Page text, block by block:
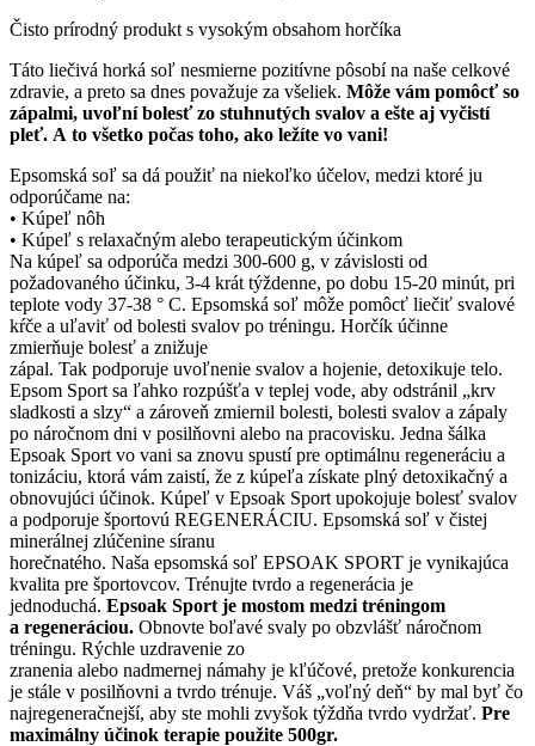
Čisto prírodný produkt s vysokým obsahom horčíka
Táto liečivá horká soľ nesmierne pozitívne pôsobí na naše celkové
zdravie, a preto sa dnes považuje za všeliek. Môže vám pomôcť so
zápalmi, uvoľní bolesť zo stuhnutých svalov a ešte aj vyčistí
pleť. A to všetko počas toho, ako ležíte vo vani!
Epsomská soľ sa dá použiť na niekoľko účelov, medzi ktoré ju
odporúčame na:
• Kúpeľ nôh
• Kúpeľ s relaxačným alebo terapeutickým účinkom
Na kúpeľ sa odporúča medzi 300-600 g, v závislosti od
požadovaného účinku, 3-4 krát týždenne, po dobu 15-20 minút, pri
teplote vody 37-38 ° C. Epsomská soľ môže pomôcť liečiť svalové
kŕče a uľaviť od bolesti svalov po tréningu. Horčík účinne
zmierňuje bolesť a znižuje
zápal. Tak podporuje uvoľnenie svalov a hojenie, detoxikuje telo.
Epsom Sport sa ľahko rozpúšťa v teplej vode, aby odstránil „krv
sladkosti a slzy“ a zároveň zmiernil bolesti, bolesti svalov a zápaly
po náročnom dni v posilňovni alebo na pracovisku. Jedna šálka
Epsoak Sport vo vani sa znovu spustí pre optimálnu regeneráciu a
tonizáciu, ktorá vám zaistí, že z kúpeľa získate plný detoxikačný a
obnovujúci účinok. Kúpeľ v Epsoak Sport upokojuje bolesť svalov
a podporuje športovú REGENERÁCIU. Epsomská soľ v čistej
minerálnej zlúčenine síranu
horečnatého. Naša epsomská soľ EPSOAK SPORT je vynikajúca
kvalita pre športovcov. Trénujte tvrdo a regenerácia je
jednoduchá. Epsoak Sport je mostom medzi tréningom
a regeneráciou. Obnovte boľavé svaly po obzvlášť náročnom
tréningu. Rýchle uzdravenie zo
zranenia alebo nadmernej námahy je kľúčové, pretože konkurencia
je stále v posilňovni a tvrdo trénuje. Váš „voľný deň“ by mal byť čo
najregeneračnejší, aby ste mohli zvyšok týždňa tvrdo vydržať. Pre
maximálny účinok terapie použite 500gr.